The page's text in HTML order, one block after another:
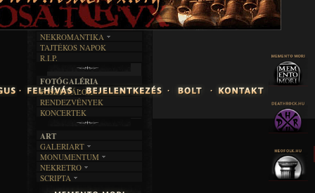
FORDÍTÁSOK
DALSZÖVEGEK
FILM
MŰVÉSZET
ÍRÁSTÖRTÉNET
FEKETE HUMOR
KÉPES
SZÖVEGES
RENDEZVÉNYEK
NEKROMANTIKA
AKTUÁLIS
A MÚLT
TAJTÉKOS NAPOK
R.I.P.
FOTÓGALÉRIA
FESZTIVÁLOK
RENDEZVÉNYEK
KONCERTEK
ART
GALERIART
ARTGALERI
KÉPREGÉNYEK
LAKÁSKULTS
MONUMENTUM
TEMETŐK
TEMPLOMOK
NEKRETRO
SZUBKULT
SCRIPTA
NOVELLÁK